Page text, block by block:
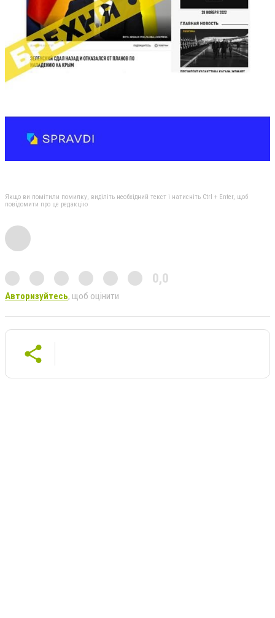
Якщо ви помітили помилку, виділіть необхідний текст і натисніть Ctrl + Enter, щоб
повідомити про це редакцію
0,0
Авторизуйтесь, щоб оцінити